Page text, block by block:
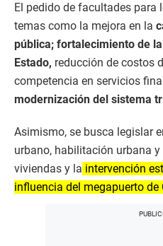
El pedido de facultades para
temas como la mejora en la
pública; fortalecimiento de
Estado, reducción de costos
competencia en servicios
modernización del sistema
Asimismo, se busca legislar
urbano, habilitación urbana y
viviendas y la intervención
influencia del megapuerto de